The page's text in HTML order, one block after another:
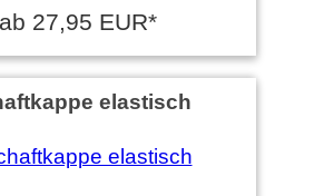
ab 27,95 EUR*
elastisch